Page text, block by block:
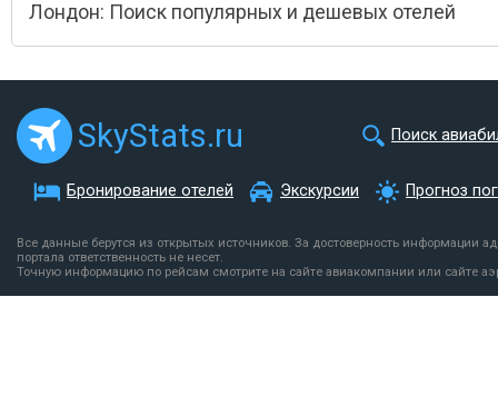
Лондон: Поиск популярных и дешевых отелей
SkyStats.ru Поиск
Бронирование отелей Экскурсии Прогноз
Все данные берутся из открытых источников. За достоверность информации
портала ответственность не несет.
Точную информацию по рейсам смотрите на сайте авиакомпании или сайте